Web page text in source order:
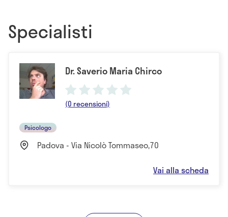
Specialisti
Dr. Saverio Maria Chirco
(0 recensioni)
Psicologo
Padova - Via Nicolò Tommaseo,70
Vai alla scheda